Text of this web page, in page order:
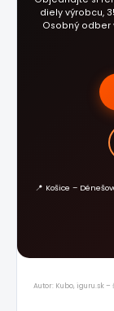
diely výrobcu,
Osobný odber
📍 Košice –
Autor: Kubo, iguru.sk